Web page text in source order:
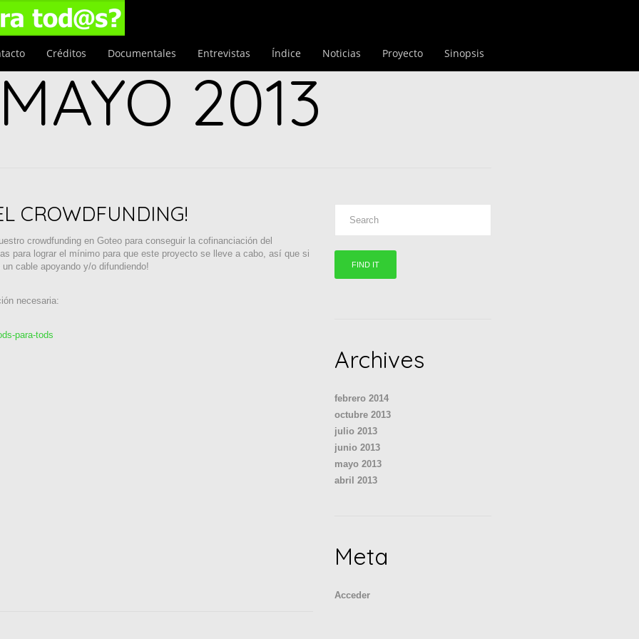
Créditos Documentales Entrevistas Índice Noticias Proyecto Sinopsis
MAYO 2013
CROWDFUNDING!
crowdfunding en Goteo para conseguir la cofinanciación del
para lograr el mínimo para que este proyecto se lleve a cabo, así que si
cable apoyando y/o difundiendo!
necesaria:
para-tods
Archives
febrero 2014
octubre 2013
julio 2013
junio 2013
mayo 2013
abril 2013
Meta
Acceder